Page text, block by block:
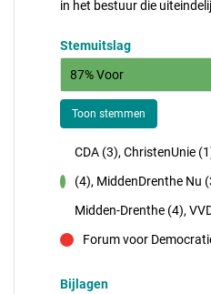
in het bestuur die
Stemuitslag
87% Voor
Toon stemmen
CDA (3), ChristenUnie
(4), MiddenDrenthe Nu
Midden-Drenthe (4),
Forum voor
Bijlagen